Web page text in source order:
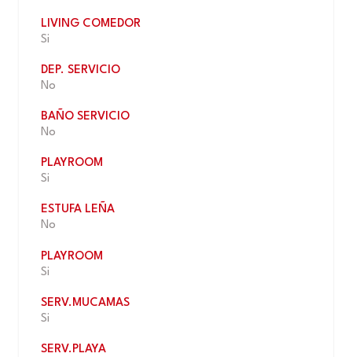
LIVING COMEDOR
Si
DEP. SERVICIO
No
BAÑO SERVICIO
No
PLAYROOM
Si
ESTUFA LEÑA
No
PLAYROOM
Si
SERV.MUCAMAS
Si
SERV.PLAYA